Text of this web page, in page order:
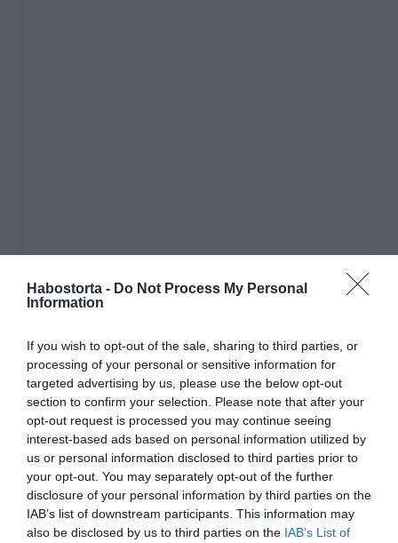
Habostorta - Do Not Process My Personal
Information
If you wish to opt-out of the sale, sharing to third parties, or
processing of your personal or sensitive information for
targeted advertising by us, please use the below opt-out
section to confirm your selection. Please note that after your
opt-out request is processed you may continue seeing
interest-based ads based on personal information utilized by
us or personal information disclosed to third parties prior to
your opt-out. You may separately opt-out of the further
disclosure of your personal information by third parties on the
IAB’s list of downstream participants. This information may
also be disclosed by us to third parties on the IAB’s List of